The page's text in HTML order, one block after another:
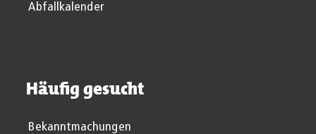
Abfallkalender
Häufig gesucht
Bekanntmachungen